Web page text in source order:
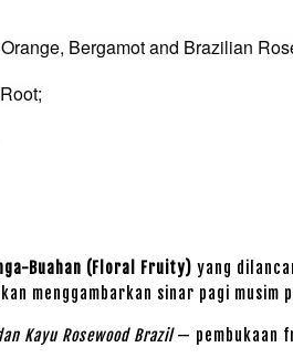
Bergamot and Brazilian
Buahan (Floral Fruity) yang
menggambarkan sinar pagi musim
Kayu Rosewood Brazil— pembukaan